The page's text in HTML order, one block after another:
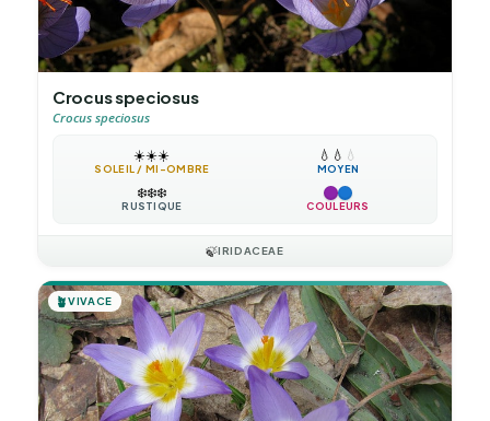
Crocus speciosus
Crocus speciosus
☀️☀️☀️
SOLEIL / MI-OMBRE
💧 💧 💧
MOYEN
❄️❄️❄️
RUSTIQUE COULEURS
🍃IRIDACEAE
🪴VIVACE